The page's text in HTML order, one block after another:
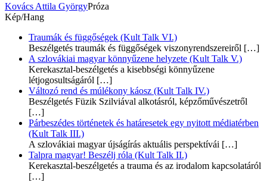
Kovács Attila GyörgyPróza
Kép/Hang
Traumák és függőségek (Kult Talk VI.)
Beszélgetés traumák és függőségek viszonyrendszereiről […]
A szlovákiai magyar könnyűzene helyzete (Kult Talk V.)
Kerekasztal-beszélgetés a kisebbségi könnyűzene
létjogosultságáról […]
Változó rend és múlékony káosz (Kult Talk IV.)
Beszélgetés Füzik Szilviával alkotásról, képzőművészetről
[…]
Párbeszédes történetek és határesetek egy nyitott médiatérben
(Kult Talk III.)
A szlovákiai magyar újságírás aktuális perspektívái […]
Talpra magyar! Beszélj róla (Kult Talk II.)
Kerekasztal-beszélgetés a trauma és az irodalom kapcsolatáról
[…]